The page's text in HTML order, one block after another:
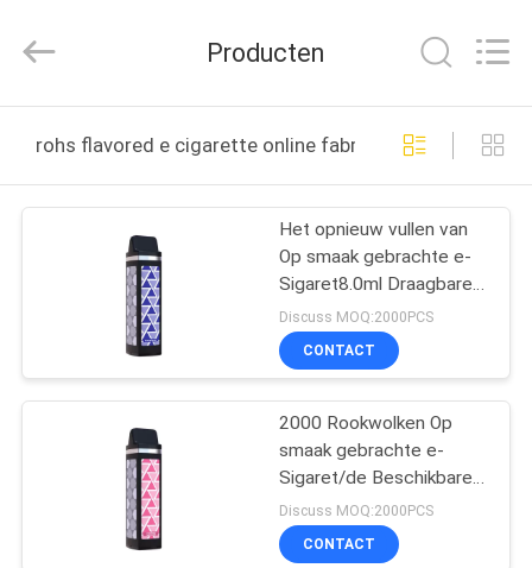
PRODUCTEN
ONGEVEER
ONS
FABRIEKSREIS
KWALITEITSCONTROLE
Developed
Producten
rohs flavored e cigarette online fabricage
Het opnieuw vullen van
Op smaak gebrachte e-
Sigaret8.0ml Draagbare
Beschikbare Vape Pen
Discuss MOQ:2000PCS
CONTACT
2000 Rookwolken Op
smaak gebrachte e-
Sigaret/de Beschikbare
Peul Vape 1400mAh van
8.0mL
Discuss MOQ:2000PCS
CONTACT